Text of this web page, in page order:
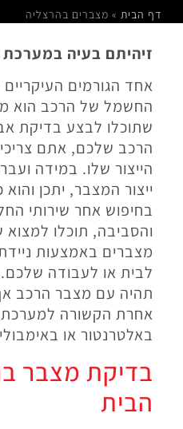
דף הבית» מצברים בהרצליה
זיהיתם בעיה
אחד הגורמים
החשמל של הרכב הוא
שתוכלו לבצע בדיקת
הרכב שלכם, אתם
ייצור המצבר, יתכן
בחיפוש אחר שירותי
והסביבה, תוכלו
מצברים באמצעות
לבית או לעבודה
תהיה עם מצבר הרכב
אחרת הקשורה
באלטרנטור או
בדיקת מצבר
הבית